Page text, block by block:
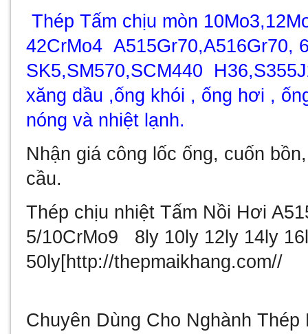
Thép Tấm chịu mòn 10Mo3
42CrMo4 A515Gr70,A516Gr70,
SK5,SM570,SCM440
xăng dầu ,ống khói , ống hơi ,
nóng và nhiệt lạnh.
Nhận giá công lốc ống, cuốn
cầu.
Thép chịu nhiệt Tấm Nồi Hơi
5/10CrMo9 8ly 10ly 12ly 14ly
50ly[http://thepmaikhang.com//
Chuyên Dùng Cho Nghành